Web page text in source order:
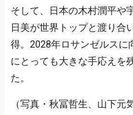
そして、日本の木村潤平や
日美が世界トップと渡り合
得。2028年ロサンゼルスに
にとっても大きな手応えを
た。
（写真・秋冨哲生、山下